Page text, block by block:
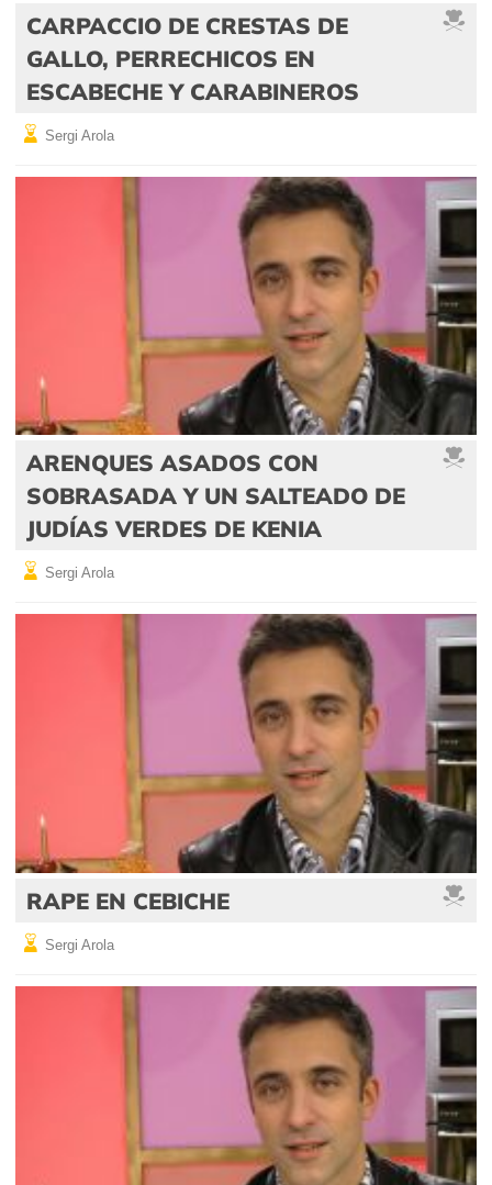
CARPACCIO DE CRESTAS DE
GALLO, PERRECHICOS EN
ESCABECHE Y CARABINEROS
Sergi Arola
ARENQUES ASADOS CON
SOBRASADA Y UN SALTEADO DE
JUDÍAS VERDES DE KENIA
Sergi Arola
RAPE EN CEBICHE
Sergi Arola